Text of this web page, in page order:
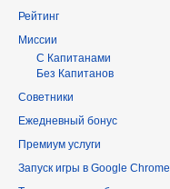
Рейтинг
Миссии
С Капитанами
Без Капитанов
Советники
Ежедневный бонус
Премиум услуги
Запуск игры в Google Chrome